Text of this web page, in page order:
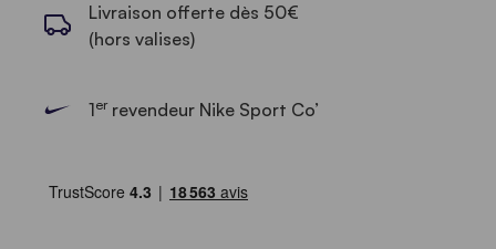
Livraison offerte dès 50€
(hors valises)
1errevendeur Nike Sport Co’